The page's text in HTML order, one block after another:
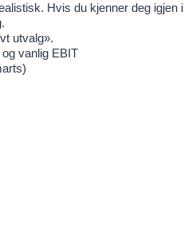
Hvis du kjenner deg igjen i
utvalg».
vanlig EBIT